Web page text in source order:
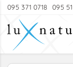
095 371 0718 095